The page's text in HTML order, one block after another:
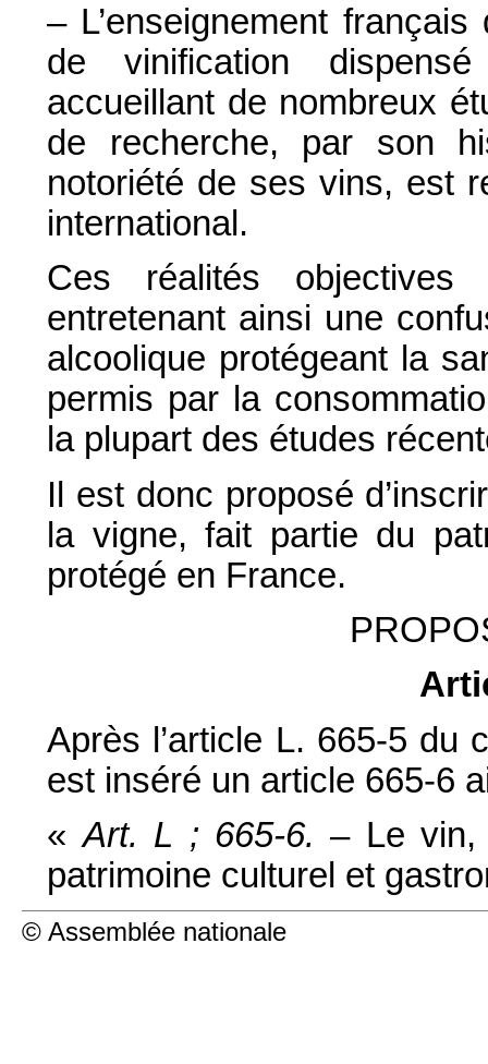
– L’enseignement
de vinification
accueillant de nombreux
de recherche, par son
notoriété de ses vins, est
international.
Ces réalités objectives
entretenant ainsi une
alcoolique protégeant la
permis par la
la plupart des études
Il est donc proposé
la vigne, fait partie du
protégé en France.
Après l’article L. 665-5 du
est inséré un article 665-6
«Art. L ; 665-6. – Le vin,
patrimoine culturel et
© Assemblée nationale